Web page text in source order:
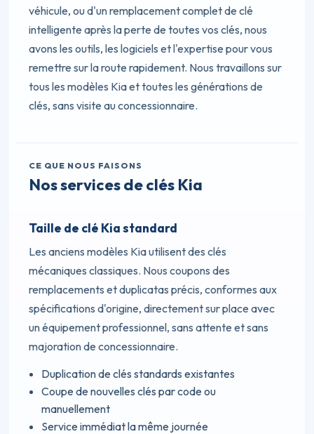
véhicule, ou d'un remplacement complet de clé
intelligente après la perte de toutes vos clés, nous
avons les outils, les logiciels et l'expertise pour vous
remettre sur la route rapidement. Nous travaillons sur
tous les modèles Kia et toutes les générations de
clés, sans visite au concessionnaire.
CE QUE NOUS FAISONS
Nos services de clés Kia
Taille de clé Kia standard
Les anciens modèles Kia utilisent des clés
mécaniques classiques. Nous coupons des
remplacements et duplicatas précis, conformes aux
spécifications d'origine, directement sur place avec
un équipement professionnel, sans attente et sans
majoration de concessionnaire.
Duplication de clés standards existantes
Coupe de nouvelles clés par code ou
manuellement
Service immédiat la même journée